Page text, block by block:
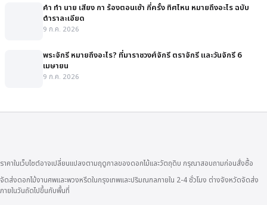
คํา ทํา นาย เสียง กา ร้องตอนเช้า กี่ครั้ง ทิศไหน หมายถึงอะไร ฉบับ
ตำราละเอียด
9 ก.ค. 2026
พระจักรี หมายถึงอะไร? ที่มาราชวงศ์จักรี ตราจักรี และวันจักรี 6
เมษายน
9 ก.ค. 2026
ราคาในเว็บไซต์อาจเปลี่ยนแปลงตามฤดูกาลของดอกไม้และวัตถุดิบ กรุณาสอบถามก่อนสั่งซื้อ
จัดส่งดอกไม้งานศพและพวงหรีดในกรุงเทพและปริมณฑลภายใน 2-4 ชั่วโมง ต่างจังหวัดจัดส่ง
ภายในวันถัดไปขึ้นกับพื้นที่